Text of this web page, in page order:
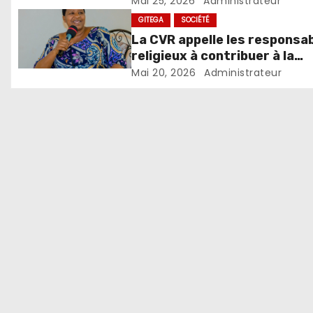
GITEGA SOCIÉTÉ
La CVR appelle les
religieux à contribuer à la
réduction des conflits au
Mai 20, 2026 Administrateur